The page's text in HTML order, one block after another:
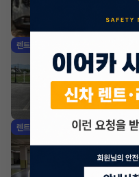
조회 3,365
렌트
2024년 1.6
월
지원금
조회 3,205
렌트 기아 카니발
월